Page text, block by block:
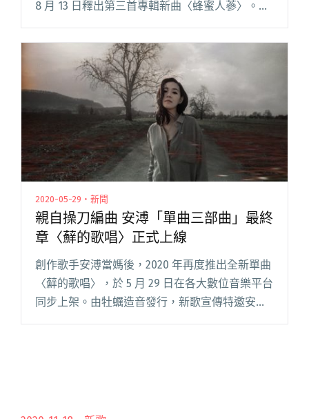
8 月 13 日釋出第三首專輯新曲〈蜂蜜人蔘〉。此
曲由成員家凱作曲，程偉豪導演與吳青峰共同填
詞，引用虛實、太極、八卦與老莊哲學，描述暴
風雨前的寧靜，閱讀全文 "魚丁糸釋出新歌〈蜂
蜜人蔘〉 靈感源於家凱、青峰兩年前的法國旅
2020-05-29・新聞
親自操刀編曲 安溥「單曲三部曲」最終
章〈蘚的歌唱〉正式上線
創作歌手安溥當媽後，2020 年再度推出全新單曲
〈蘚的歌唱〉，於 5 月 29 日在各大數位音樂平台
同步上架。由牡蠣造音發行，新歌宣傳特邀安溥